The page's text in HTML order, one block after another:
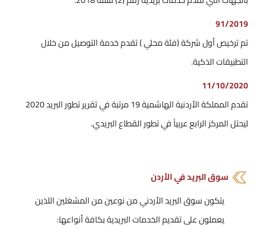
91/2019
تم ترخيص أول شركة (فئة محلي ) تقدم خدمة التوصيل من خلال
التطبيقات الذكية.
11/10/2020
تقدم المملكة الأردنية الهاشمية 19 مرتبة في تقرير تطور البريد 2020
ليحتل المركز الرابع عربياً في تطور القطاع البريدي.
سوق البريد في الأردن
يتكون سوق البريد الأردني من نوعين من المشغلين اللذين
يعملون على تقديم الخدمات البريدية بكافة أنواعها: